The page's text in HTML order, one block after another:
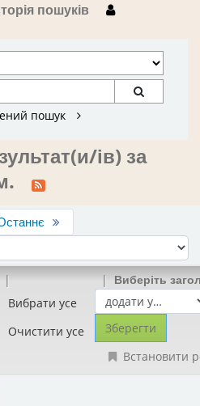
пошуків
пошук
ів) за
Вибрати усе
Очистити усе
Виберіть
Встановити